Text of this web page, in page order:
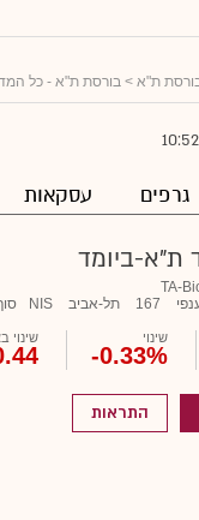
ת"א > בורסת ת"א - כל
10:52
גרפים עסקאות
ת"א-ביומד
TA-
167 תל-אביב NIS
שינוי
-0.33%
שינוי
התראות